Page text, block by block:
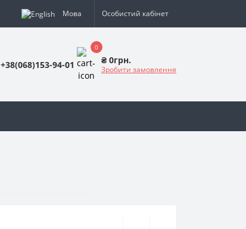
Мова Особистий кабінет
+38(068)153-94-01
0
₴ 0грн.
Зробити замовлення